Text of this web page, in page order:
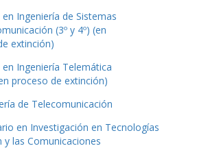
Ingeniería de Sistemas
(3º y 4º) (en
extinción)
Ingeniería Telemática
proceso de extinción)
de Telecomunicación
en Investigación en Tecnologías
las Comunicaciones